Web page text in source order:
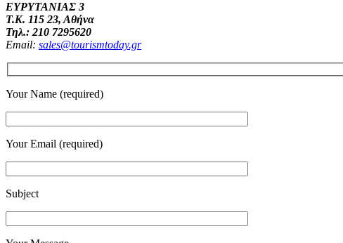
ΕΥΡΥΤΑΝΙΑΣ 3
Τ.Κ. 115 23, Αθήνα
Τηλ.: 210 7295620
Email: sales@tourismtoday.gr
Your Name (required)
Your Email (required)
Subject